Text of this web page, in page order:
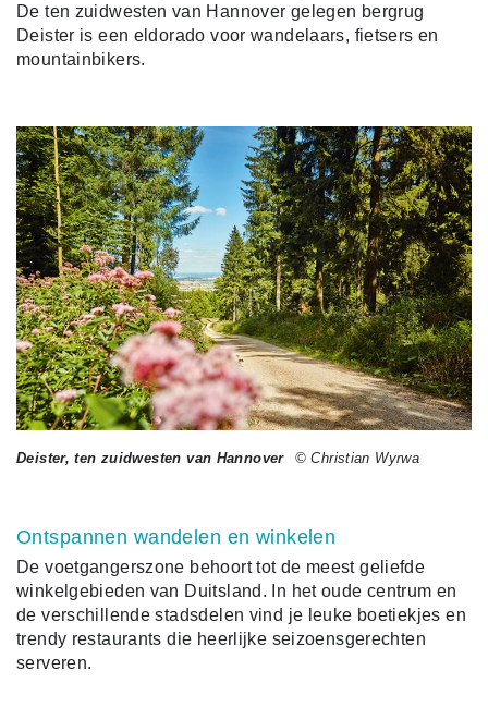
De ten zuidwesten van Hannover gelegen bergrug
Deister is een eldorado voor wandelaars, fietsers en
mountainbikers.
Deister, ten zuidwesten van Hannover © Christian Wyrwa
Ontspannen wandelen en winkelen
De voetgangerszone behoort tot de meest geliefde
winkelgebieden van Duitsland. In het oude centrum en
de verschillende stadsdelen vind je leuke boetiekjes en
trendy restaurants die heerlijke seizoensgerechten
serveren.